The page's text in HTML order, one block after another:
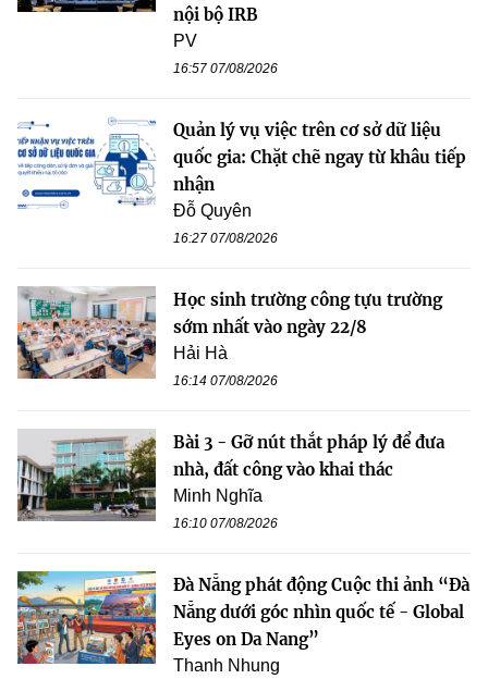
nội bộ IRB
PV
16:57 07/08/2026
Quản lý vụ việc trên cơ sở dữ liệu
quốc gia: Chặt chẽ ngay từ khâu tiếp
nhận
Đỗ Quyên
16:27 07/08/2026
Học sinh trường công tựu trường
sớm nhất vào ngày 22/8
Hải Hà
16:14 07/08/2026
Bài 3 - Gỡ nút thắt pháp lý để đưa
nhà, đất công vào khai thác
Minh Nghĩa
16:10 07/08/2026
Đà Nẵng phát động Cuộc thi ảnh “Đà
Nẵng dưới góc nhìn quốc tế - Global
Eyes on Da Nang”
Thanh Nhung